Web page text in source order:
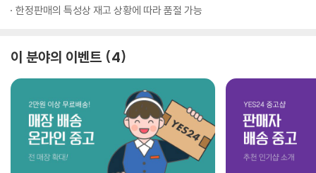
한정판매의 특성상 재고 상황에 따라 품절 가능
이 분야의 이벤트 4